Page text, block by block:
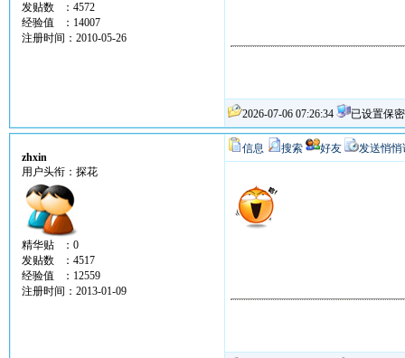
发贴数 ：4572
经验值 ：14007
注册时间：2010-05-26
2026-07-06 07:26:34 已设置保密
zhxin
用户头衔：探花
精华贴 ：0
发贴数 ：4517
经验值 ：12559
注册时间：2013-01-09
信息 搜索 好友 发送悄悄